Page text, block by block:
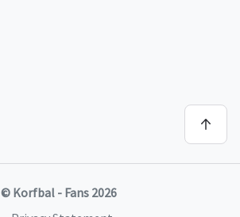
© Korfbal - Fans 2026